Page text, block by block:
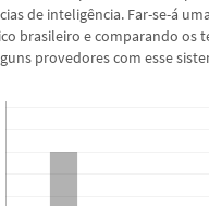
de inteligência. Far-se-á
brasileiro e comparando os
provedores com esse